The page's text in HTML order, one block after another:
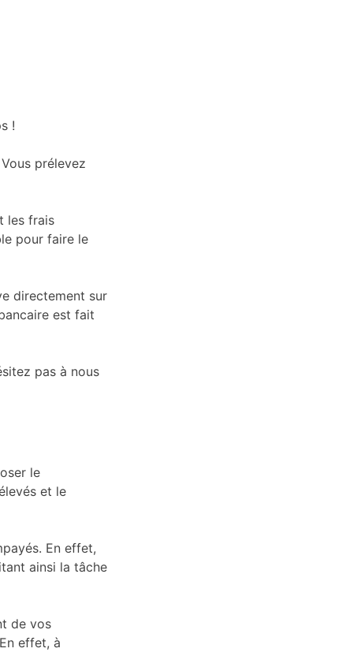
!
prélevez
les frais
pour faire le
directement sur
est fait
pas à nous
le
et le
En effet,
ainsi la tâche
de vos
effet, à